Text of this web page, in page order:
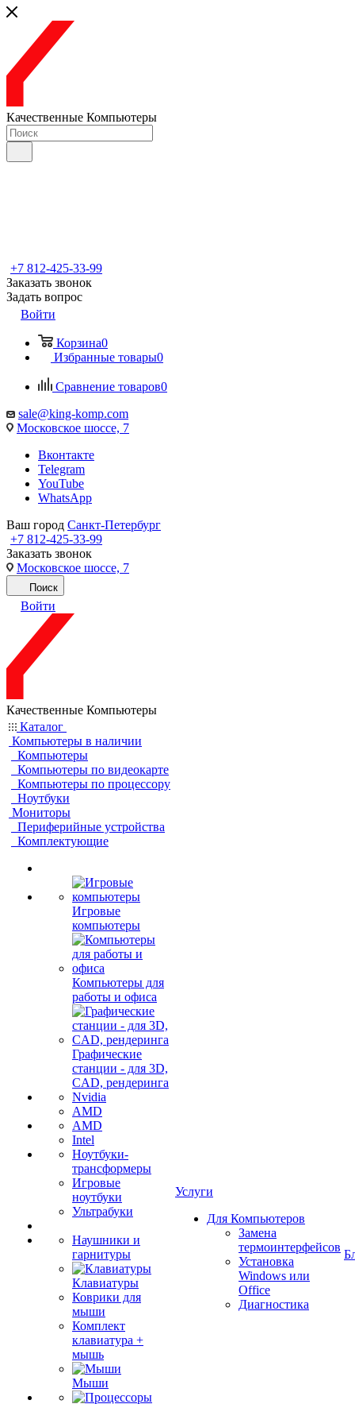
Качественные Компьютеры
+7 812-425-33-99
Заказать звонок
Задать вопрос
Войти
Корзина0
Избранные товары0
Сравнение товаров0
sale@king-komp.com
Московское шоссе, 7
Вконтакте
Telegram
YouTube
WhatsApp
Ваш город Санкт-Петербург
+7 812-425-33-99
Заказать звонок
Московское шоссе, 7
Поиск
Войти
Качественные Компьютеры
Каталог
Компьютеры в наличии
Компьютеры
Компьютеры по видеокарте
Компьютеры по процессору
Ноутбуки
Мониторы
Периферийные устройства
Комплектующие
Игровые
компьютеры
Компьютеры для
работы и офиса
Графические
станции - для 3D,
CAD, рендеринга
Nvidia
AMD
AMD
Intel
Ноутбуки-
трансформеры
Игровые
ноутбуки
Ультрабуки
Наушники и
гарнитуры
Клавиатуры
Коврики для
мыши
Комплект
клавиатура +
мышь
Мыши
Услуги
Для Компьютеров
Замена
термоинтерфейсов
Установка
Windows или
Office
Диагностика